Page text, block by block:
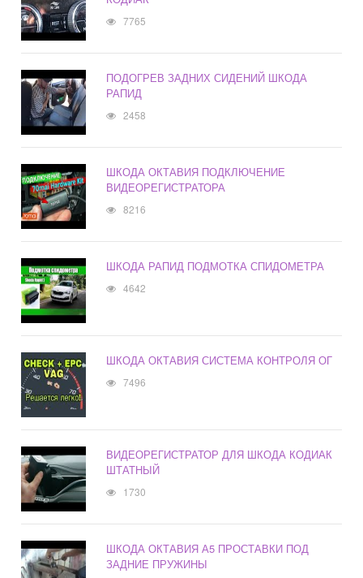
7765
ПОДОГРЕВ ЗАДНИХ СИДЕНИЙ ШКОДА
РАПИД
2458
ШКОДА ОКТАВИЯ ПОДКЛЮЧЕНИЕ
ВИДЕОРЕГИСТРАТОРА
8216
ШКОДА РАПИД ПОДМОТКА СПИДОМЕТРА
4642
ШКОДА ОКТАВИЯ СИСТЕМА КОНТРОЛЯ ОГ
7496
ВИДЕОРЕГИСТРАТОР ДЛЯ ШКОДА КОДИАК
ШТАТНЫЙ
1730
ШКОДА ОКТАВИЯ А5 ПРОСТАВКИ ПОД
ЗАДНИЕ ПРУЖИНЫ